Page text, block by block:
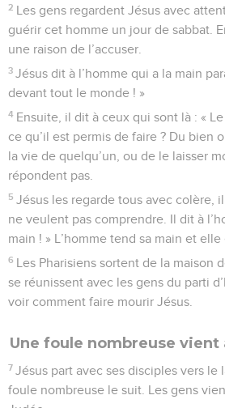
2 Les gens regardent Jésus avec
guérir cet homme un jour de sabbat.
une raison de l’accuser.
3 Jésus dit à l’homme qui a la main
devant tout le monde ! »
4 Ensuite, il dit à ceux qui sont là : «
ce qu’il est permis de faire ? Du bien
la vie de quelqu’un, ou de le laisser
répondent pas.
5 Jésus les regarde tous avec colère,
ne veulent pas comprendre. Il dit à
main ! » L’homme tend sa main et
6 Les Pharisiens sortent de la maison
se réunissent avec les gens du parti
voir comment faire mourir Jésus.
Une foule nombreuse vient
7 Jésus part avec ses disciples vers le
foule nombreuse le suit. Les gens